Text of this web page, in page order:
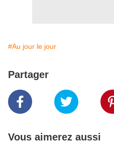
#Au jour le jour
Partager
Vous aimerez aussi